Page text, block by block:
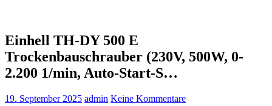
Einhell TH-DY 500 E
Trockenbauschrauber (230V, 500W, 0-
2.200 1/min, Auto-Start-S…
19. September 2025 admin Keine Kommentare